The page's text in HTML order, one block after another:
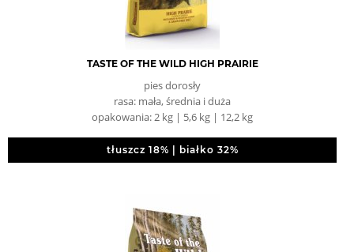
TASTE OF THE WILD HIGH PRAIRIE
pies dorosły
rasa: mała, średnia i duża
opakowania: 2 kg | 5,6 kg | 12,2 kg
tłuszcz 18% | białko 32%